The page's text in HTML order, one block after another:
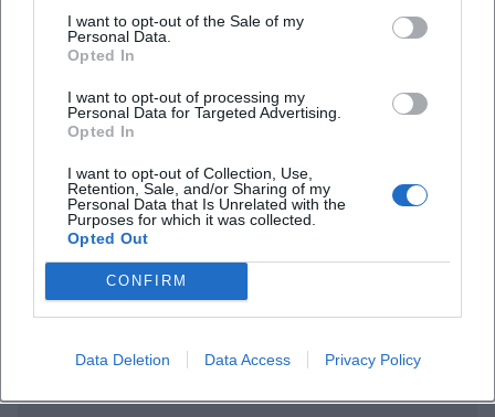
I want to opt-out of the Sale of my
Personal Data.
Opted In
I want to opt-out of processing my
Personal Data for Targeted Advertising.
Opted In
I want to opt-out of Collection, Use,
Retention, Sale, and/or Sharing of my
Personal Data that Is Unrelated with the
Purposes for which it was collected.
Opted Out
CONFIRM
Data Deletion Data Access Privacy Policy
Route, Maps und Orientierung in Unterweißenbach
Die Frage nach der besten Route nach
Unterweißenbach ist nicht nur praktisch, sondern
für viele Besucherinnen und Besucher der erste
Berührungspunkt mit dem Ort. Die offizielle
Tourismusseite beschreibt die Anreise von der
Mühlkreis-Autobahn A7 über Bad Zell, anschließend
weiter über Hauptstraße, Almstraße und schließlich
in den Markt Unterweißenbach. Diese
Beschreibung zeigt sehr gut, dass der Ort trotz
seiner ländlichen Lage einfach anfahrbar bleibt und
einfügt. Wer mit dem Auto kommt, findet damit
Häufig gestellte Fragen